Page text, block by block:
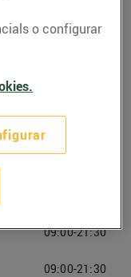
Tancat
09:00-21:30
09:00-21:30
09:00-21:30
o configurar